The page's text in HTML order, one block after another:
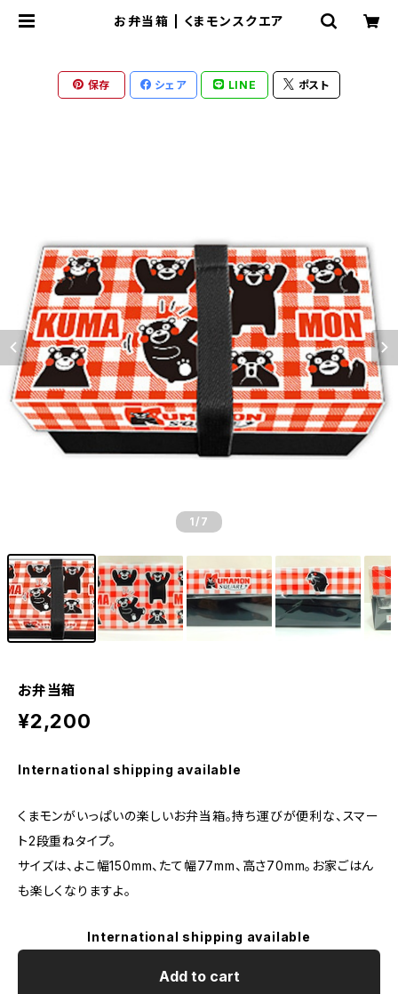
お弁当箱 | くまモンスクエア
保存 シェア LINE ポスト
1 /7
お弁当箱
¥2,200
International shipping available
くまモンがいっぱいの楽しいお弁当箱。持ち運びが便利な、スマー
ト2段重ねタイプ。
サイズは、よこ幅150mm、たて幅77mm、高さ70mm。お家ごはん
も楽しくなりますよ。
International shipping available
Add to cart